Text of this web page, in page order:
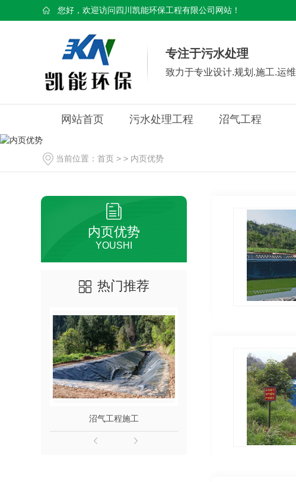
您好，欢迎访问四川凯能环保工程有限公司网站！
专注于污水处理
致力于专业设计.规划.施工.运维
网站首页 污水处理工程 沼气工程
当前位置： 首页 > > 内页优势
内页优势
YOUSHI
热门推荐
沼气工程施工 四川软体沼气施工